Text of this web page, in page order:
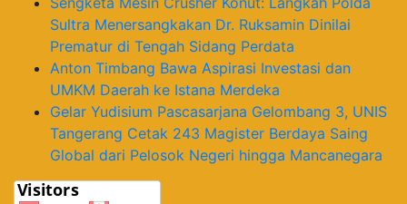
Sultra Menersangkakan Dr. Ruksamin Dinilai
Prematur di Tengah Sidang Perdata
Anton Timbang Bawa Aspirasi Investasi dan
UMKM Daerah ke Istana Merdeka
Gelar Yudisium Pascasarjana Gelombang 3, UNIS
Tangerang Cetak 243 Magister Berdaya Saing
Global dari Pelosok Negeri hingga Mancanegara